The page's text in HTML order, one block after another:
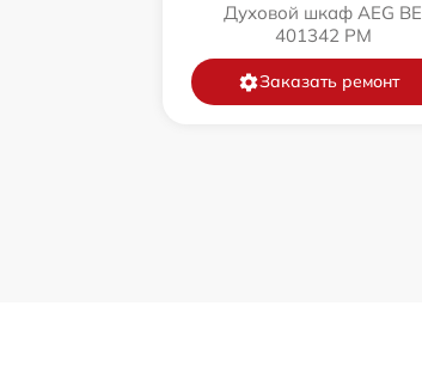
Духовой шкаф AEG BE
401342 PM
Заказать ремонт